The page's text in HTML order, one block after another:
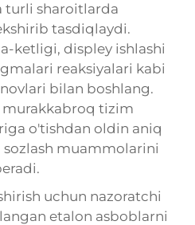
turli sharoitlarda
tasdiqlaydi.
ketligi, displey ishlashi
reaksiyalari kabi
bilan boshlang.
murakkabroq tizim
o'tishdan oldin aniq
muammolarini
uchun nazoratchi
etalon asboblarni